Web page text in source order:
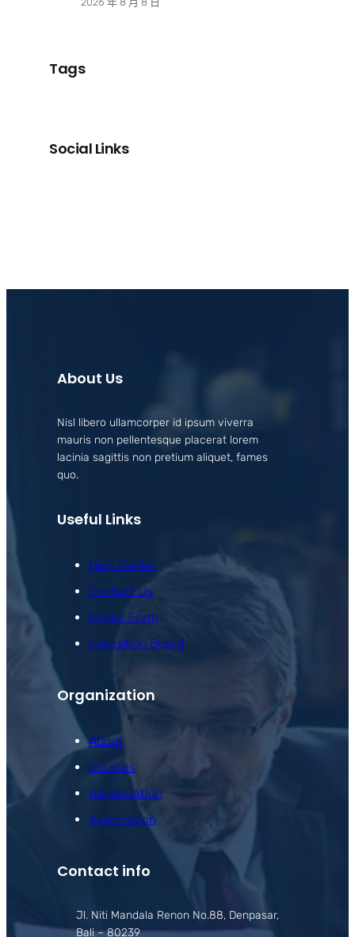
Tags
Social Links
About Us
Nisl libero ullamcorper id ipsum viverra
mauris non pellentesque placerat lorem
lacinia sagittis non pretium aliquet, fames
quo.
Useful Links
Help Center
Contact Us
Online Form
Education Board
Organization
About
Courses
Appreciation
Association
Contact info
Jl. Niti Mandala Renon No.88, Denpasar,
Bali – 80239